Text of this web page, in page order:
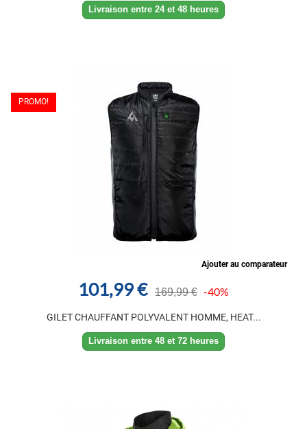
Livraison entre 24 et 48 heures
PROMO!
Ajouter au comparateur
101,99 € 169,99 € -40%
GILET CHAUFFANT POLYVALENT HOMME, HEAT...
Livraison entre 48 et 72 heures